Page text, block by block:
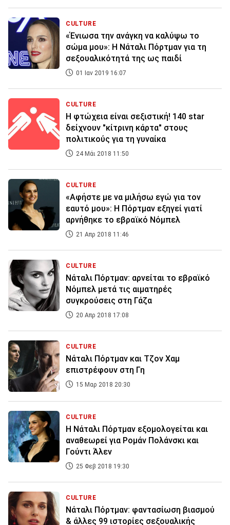
CULTURE
«Ένιωσα την ανάγκη να καλύψω το
σώμα μου»: Η Νάταλι Πόρτμαν για τη
σεξουαλικότητά της ως παιδί
01 Ιαν 2019 16:07
CULTURE
H φτώχεια είναι σεξιστική! 140 star
δείχνουν "κίτρινη κάρτα" στους
πολιτικούς για τη γυναίκα
24 Μάι 2018 11:50
CULTURE
«Αφήστε με να μιλήσω εγώ για τον
εαυτό μου»: Η Πόρτμαν εξηγεί γιατί
αρνήθηκε το εβραϊκό Νόμπελ
21 Απρ 2018 11:46
CULTURE
Νάταλι Πόρτμαν: αρνείται το εβραϊκό
Νόμπελ μετά τις αιματηρές
συγκρούσεις στη Γάζα
20 Απρ 2018 17:08
CULTURE
Νάταλι Πόρτμαν και Τζον Χαμ
επιστρέφουν στη Γη
15 Μαρ 2018 20:30
CULTURE
Η Νάταλι Πόρτμαν εξομολογείται και
αναθεωρεί για Ρομάν Πολάνσκι και
Γούντι Άλεν
25 Φεβ 2018 19:30
CULTURE
Νάταλι Πόρτμαν: φαντασίωση βιασμού
& άλλες 99 ιστορίες σεξουαλικής